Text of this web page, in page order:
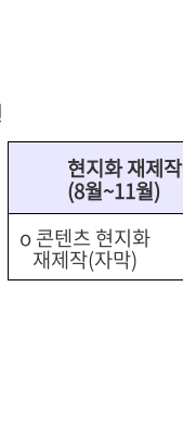
현지화 재제작
(8월~11월)
o 콘텐츠 현지화
재제작(자막)